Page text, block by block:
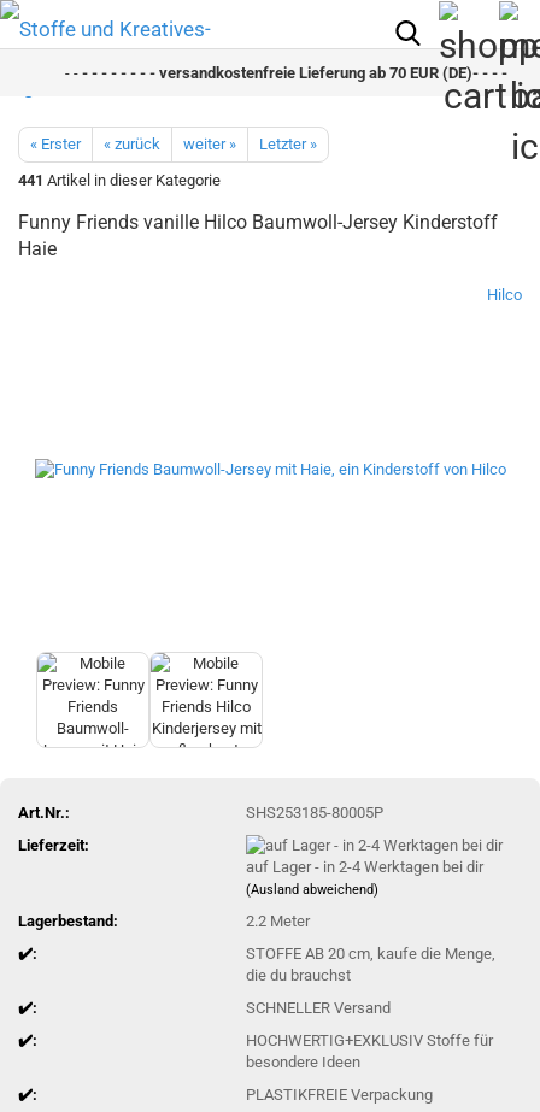
- - - - - - - - versandkostenfreie Lieferung ab 70 EUR (DE)- - - - - - -
« Erster « zurück weiter »
Letzter »
441 Artikel in dieser Kategorie
Funny Friends vanille Hilco Baumwoll-Jersey Kinderstoff
Haie
Hilco
Art.Nr.:
SHS253185-80005P
Lieferzeit:
auf Lager - in 2-4 Werktagen bei dir
(Ausland abweichend)
Lagerbestand: 2.2 Meter
✔️:
STOFFE AB 20 cm, kaufe die Menge,
die du brauchst
✔️:
SCHNELLER Versand
✔️:
HOCHWERTIG+EXKLUSIV Stoffe für
besondere Ideen
✔️:
PLASTIKFREIE Verpackung